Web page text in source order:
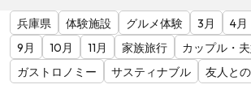
兵庫県 体験施設 グルメ体験 3月 4月
9月
10月 11月 家族旅行 カップル・
ガストロノミー
サスティナブル 友人と